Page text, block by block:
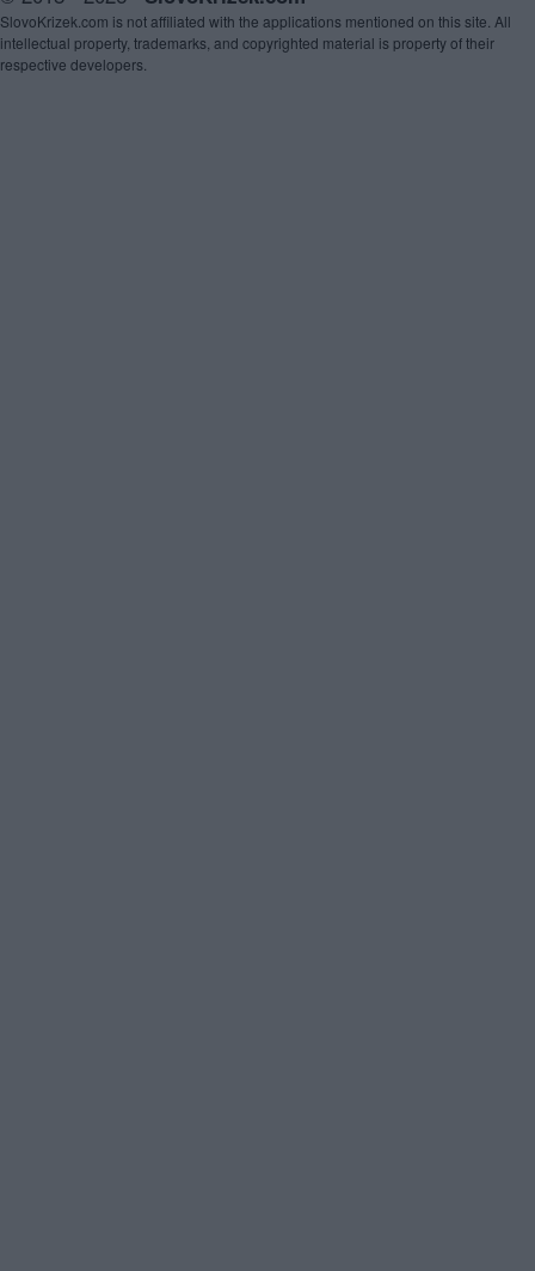
SlovoKrizek.com is not affiliated with the applications mentioned on this site. All
intellectual property, trademarks, and copyrighted material is property of their
respective developers.